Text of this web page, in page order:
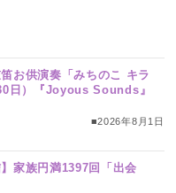
笛お供演奏「みちのこ キラ
日）『Joyous Sounds』
■2026年8月1日
】家族円満1397回「出会